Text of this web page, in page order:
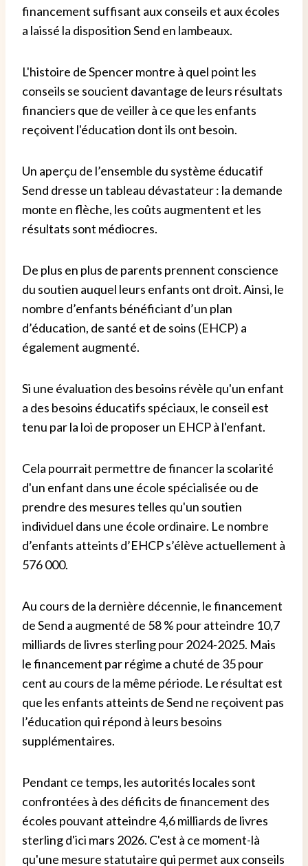
financement suffisant aux conseils et aux écoles
a laissé la disposition Send en lambeaux.
L'histoire de Spencer montre à quel point les
conseils se soucient davantage de leurs résultats
financiers que de veiller à ce que les enfants
reçoivent l'éducation dont ils ont besoin.
Un aperçu de l’ensemble du système éducatif
Send dresse un tableau dévastateur : la demande
monte en flèche, les coûts augmentent et les
résultats sont médiocres.
De plus en plus de parents prennent conscience
du soutien auquel leurs enfants ont droit. Ainsi, le
nombre d’enfants bénéficiant d’un plan
d’éducation, de santé et de soins (EHCP) a
également augmenté.
Si une évaluation des besoins révèle qu'un enfant
a des besoins éducatifs spéciaux, le conseil est
tenu par la loi de proposer un EHCP à l'enfant.
Cela pourrait permettre de financer la scolarité
d'un enfant dans une école spécialisée ou de
prendre des mesures telles qu'un soutien
individuel dans une école ordinaire. Le nombre
d’enfants atteints d’EHCP s’élève actuellement à
576 000.
Au cours de la dernière décennie, le financement
de Send a augmenté de 58 % pour atteindre 10,7
milliards de livres sterling pour 2024-2025. Mais
le financement par régime a chuté de 35 pour
cent au cours de la même période. Le résultat est
que les enfants atteints de Send ne reçoivent pas
l’éducation qui répond à leurs besoins
supplémentaires.
Pendant ce temps, les autorités locales sont
confrontées à des déficits de financement des
écoles pouvant atteindre 4,6 milliards de livres
sterling d'ici mars 2026. C'est à ce moment-là
qu'une mesure statutaire qui permet aux conseils